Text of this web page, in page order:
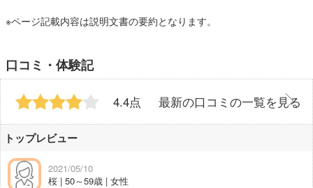
※ページ記載内容は説明文書の要約となります。
口コミ・体験記
4.4点 最新の口コミの一覧を見る
トップレビュー
2021/05/10
桜 | 50～59歳 | 女性